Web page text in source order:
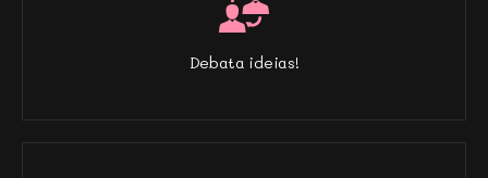
Debata ideias!